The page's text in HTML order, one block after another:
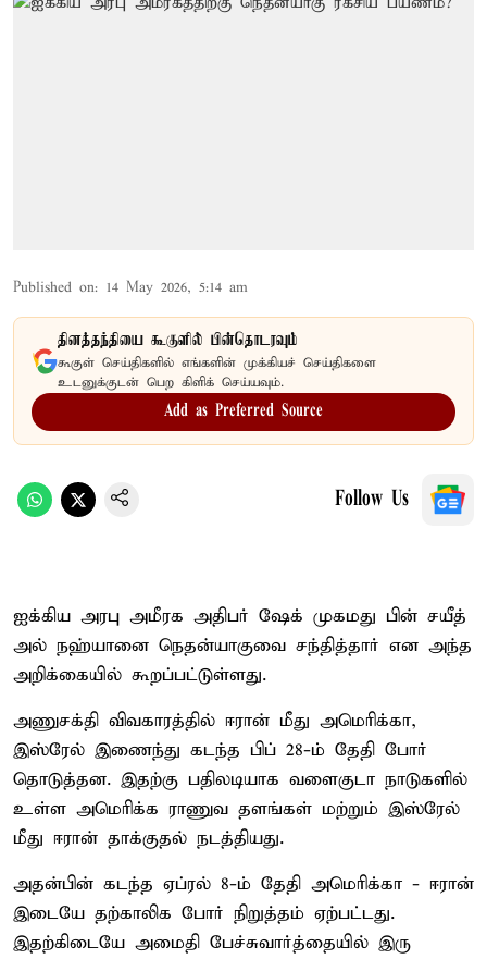
Published on: 14 May 2026, 5:14 am
தினத்தந்தியை கூகுளில் பின்தொடரவும்
கூகுள் செய்திகளில் எங்களின் முக்கியச் செய்திகளை
உடனுக்குடன் பெற கிளிக் செய்யவும்.
Add as Preferred Source
Follow Us
ஐக்கிய அரபு அமீரக அதிபர் ஷேக் முகமது பின் சயீத்
அல் நஹ்யானை நெதன்யாகுவை சந்தித்தார் என அந்த
அறிக்கையில் கூறப்பட்டுள்ளது.
அணுசக்தி விவகாரத்தில் ஈரான் மீது அமெரிக்கா,
இஸ்ரேல் இணைந்து கடந்த பிப் 28-ம் தேதி போர்
தொடுத்தன. இதற்கு பதிலடியாக வளைகுடா நாடுகளில்
உள்ள அமெரிக்க ராணுவ தளங்கள் மற்றும் இஸ்ரேல்
மீது ஈரான் தாக்குதல் நடத்தியது.
அதன்பின் கடந்த ஏப்ரல் 8-ம் தேதி அமெரிக்கா - ஈரான்
இடையே தற்காலிக போர் நிறுத்தம் ஏற்பட்டது.
இதற்கிடையே அமைதி பேச்சுவார்த்தையில் இரு